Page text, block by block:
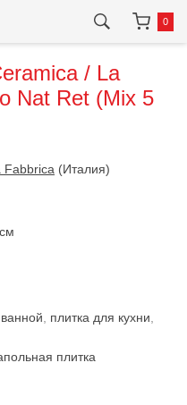
0
/ La
Nat Ret (Mix 5
Fabbrica (Италия)
плитка для кухни
плитка